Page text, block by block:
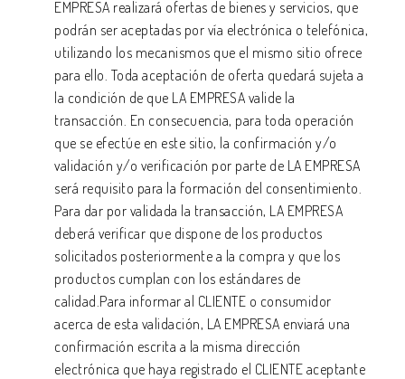
EMPRESA realizará ofertas de bienes y servicios, que
podrán ser aceptadas por vía electrónica o telefónica,
utilizando los mecanismos que el mismo sitio ofrece
para ello. Toda aceptación de oferta quedará sujeta a
la condición de que LA EMPRESA valide la
transacción. En consecuencia, para toda operación
que se efectúe en este sitio, la confirmación y/o
validación y/o verificación por parte de LA EMPRESA
será requisito para la formación del consentimiento.
Para dar por validada la transacción, LA EMPRESA
deberá verificar que dispone de los productos
solicitados posteriormente a la compra y que los
productos cumplan con los estándares de
calidad.Para informar al CLIENTE o consumidor
acerca de esta validación, LA EMPRESA enviará una
confirmación escrita a la misma dirección
electrónica que haya registrado el CLIENTE aceptante